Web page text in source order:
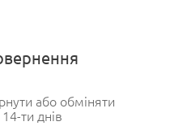
або обміняти
ти днів